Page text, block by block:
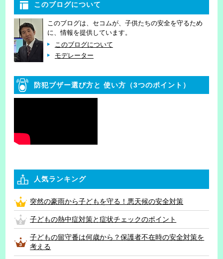
このブログについて
このブログは、セコムが、子供たちの安全を守るため
に、情報を提供しています。
このブログについて
モデレーター
防犯ブザー選び方と 使い方（3つのポイント）
人気ランキング
突然の豪雨から子どもを守る！悪天候の安全対策
子どもの熱中症対策と症状チェックのポイント
子どもの留守番は何歳から？保護者不在時の安全対策を
考える